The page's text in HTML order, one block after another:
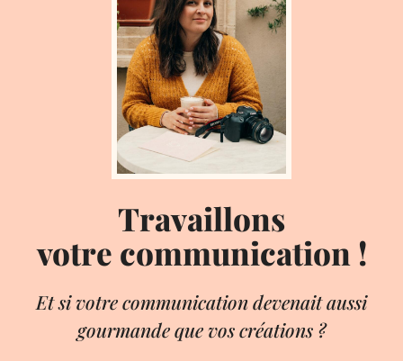
Travaillons
votre communication !
Et si votre communication devenait aussi
gourmande que vos créations ?